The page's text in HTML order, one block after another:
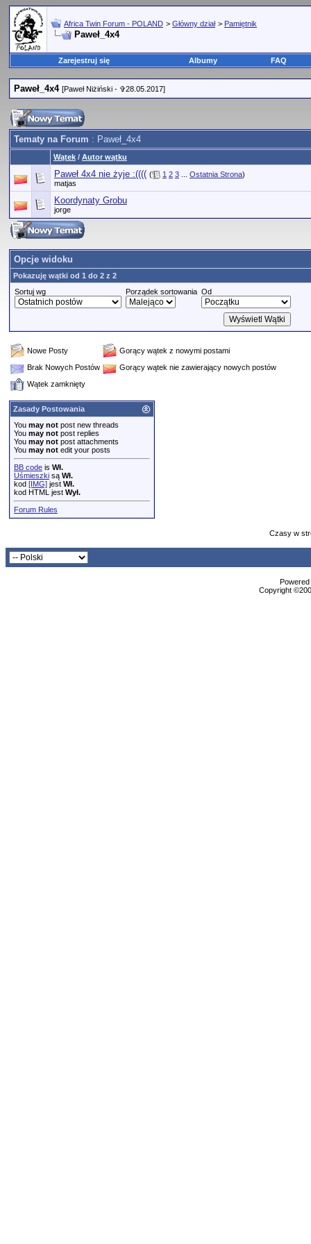
Africa Twin Forum - POLAND > Główny dział > Pamiętnik
Paweł_4x4
Zarejestruj się Albumy FAQ
Paweł_4x4 [Paweł Niżiński - ✞28.05.2017]
Tematy na Forum : Paweł_4x4
Wątek / Autor wątku
Paweł 4x4 nie żyje :(((( ( 1 2 3 Ostatnia Strona)
matjas
Koordynaty Grobu
jorge
Opcje widoku
Pokazuję wątki od 1 do 2 z 2
Sortuj wg
Porządek sortowania Od
Nowe Posty
Gorący wątek z nowymi postami
Brak Nowych Postów
Gorący wątek nie zawierający nowych postów
Wątek zamknięty
Zasady Postowania
You may not post new threads
You may not post replies
You may not post attachments
You may not edit your posts
BB code is Wł.
Uśmieszki są Wł.
kod [IMG] jest Wł.
kod HTML jest Wył.
Forum Rules
Czasy w
Copyright